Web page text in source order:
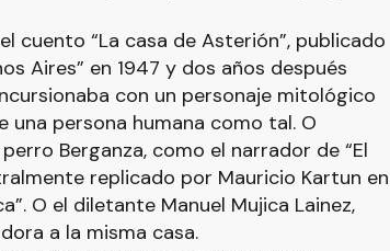
cuento “La casa de Asterión”, publicado
Aires” en 1947 y dos años después
con un personaje mitológico
persona humana como tal. O
Berganza, como el narrador de “El
replicado por Mauricio Kartun en
O el diletante Manuel Mujica Lainez,
a la misma casa.